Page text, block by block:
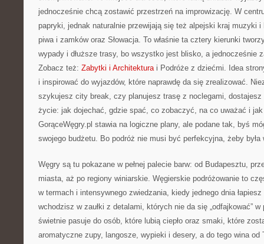
jednocześnie chcą zostawić przestrzeń na improwizację. W
papryki, jednak naturalnie przewijają się też alpejski kraj muzyki i
piwa i zamków oraz Słowacja. To właśnie ta cztery kierunki
wypady i dłuższe trasy, bo wszystko jest blisko, a jednocześnie
Zobacz też: Zabytki i Architekturai Podróże z dziećmi. Idea
i inspirować do wyjazdów, które naprawdę da się zrealizować.
szykujesz city break, czy planujesz trasę z noclegami, dostajesz
życie: jak dojechać, gdzie spać, co zobaczyć, na co uważać i jak
GorąceWęgry.pl stawia na logiczne plany, ale podane tak, byś
swojego budżetu. Bo podróż nie musi być perfekcyjna, żeby była
Węgry są tu pokazane w pełnej palecie barw: od Budapesztu,
miasta, aż po regiony winiarskie. Węgierskie podróżowanie to
w termach i intensywnego zwiedzania, kiedy jednego dnia
wchodzisz w zaułki z detalami, których nie da się „odfajkować”
świetnie pasuje do osób, które lubią ciepło oraz smaki, które
aromatyczne zupy, langosze, wypieki i desery, a do tego wina od